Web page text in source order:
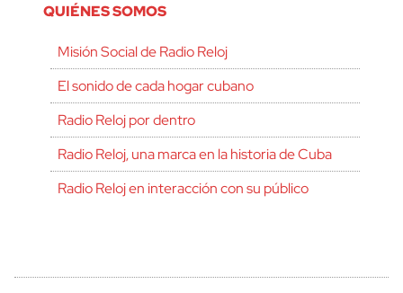
QUIÉNES SOMOS
Misión Social de Radio Reloj
El sonido de cada hogar cubano
Radio Reloj por dentro
Radio Reloj, una marca en la historia de Cuba
Radio Reloj en interacción con su público